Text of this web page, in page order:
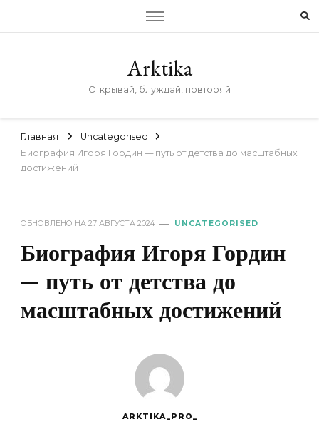
Arktika
Открывай, блуждай, повторяй
Главная
Uncategorised
Биография Игоря Гордин — путь от детства до масштабных
достижений
ОБНОВЛЕНО НА 27 АВГУСТА 2024 UNCATEGORISED
Биография Игоря Гордин
— путь от детства до
масштабных достижений
ARKTIKA_PRO_